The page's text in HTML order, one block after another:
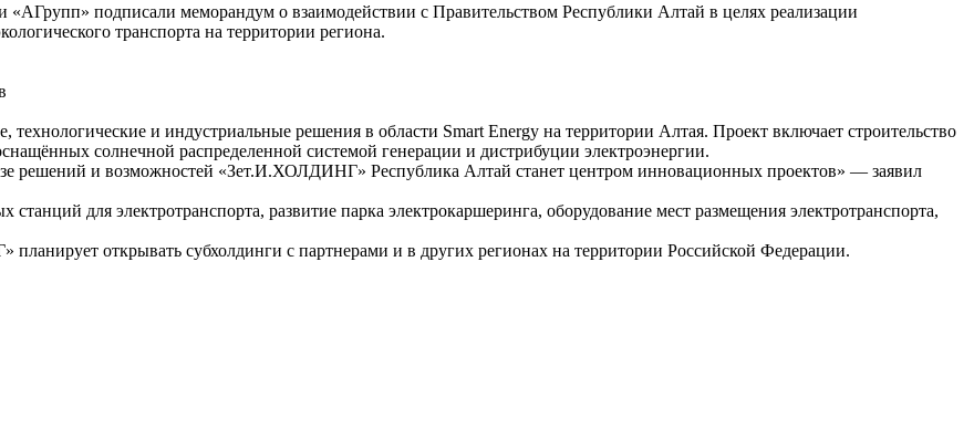
подписали меморандум о взаимодействии с Правительством Республики Алтай в целях реализации
транспорта на территории региона.
и индустриальные решения в области Smart Energy на территории Алтая. Проект включает строительство
солнечной распределенной системой генерации и дистрибуции электроэнергии.
решений и возможностей «Зет.И.ХОЛДИНГ» Республика Алтай станет центром инновационных проектов» — заявил
станций для электротранспорта, развитие парка электрокаршеринга, оборудование мест размещения электротранспорта,
открывать субхолдинги с партнерами и в других регионах на территории Российской Федерации.